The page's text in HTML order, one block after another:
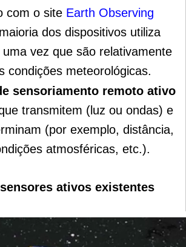
com o site Earth Observing
dos dispositivos utiliza
vez que são relativamente
condições meteorológicas.
sensoriamento remoto ativo
transmitem (luz ou ondas) e
(por exemplo, distância,
atmosféricas, etc.).
ativos existentes